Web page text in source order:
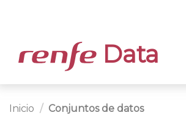
Data
Inicio Conjuntos de datos